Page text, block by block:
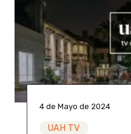
4 de Mayo de 2024
UAH TV